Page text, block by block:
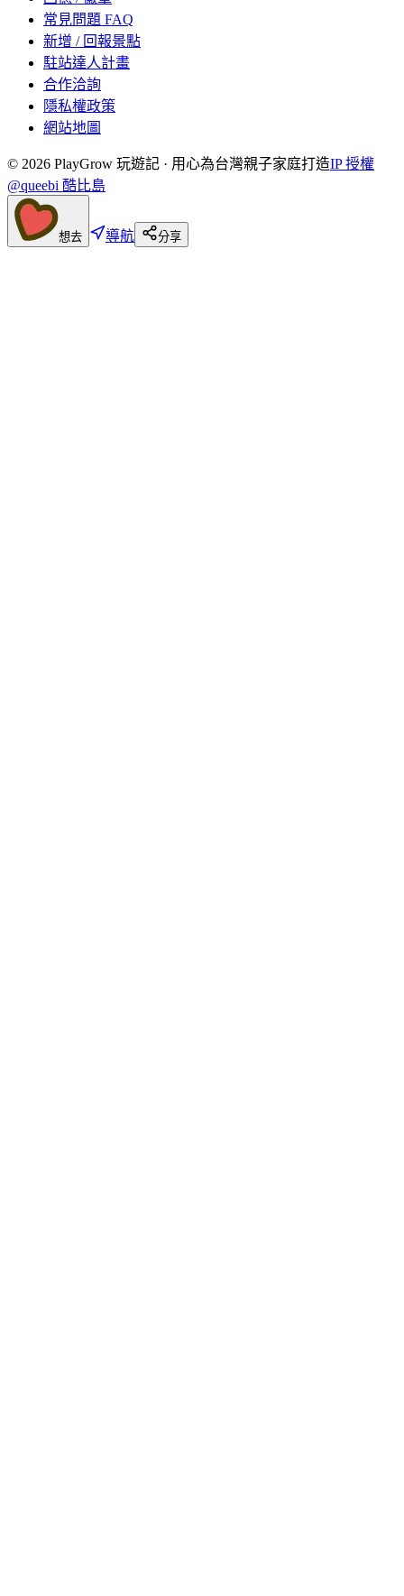
常見問題 FAQ
新增 / 回報景點
駐站達人計畫
合作洽詢
隱私權政策
網站地圖
© 2026 PlayGrow 玩遊記 · 用心為台灣親子家庭打造IP 授權
@queebi 酷比島
想去 導航 分享